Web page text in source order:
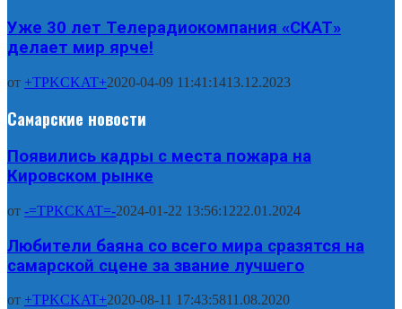
Уже 30 лет Телерадиокомпания «СКАТ»
делает мир ярче!
от +TPKCKAT+2020-04-09 11:41:1413.12.2023
Самарские новости
Появились кадры с места пожара на
Кировском рынке
от -=TPKCKAT=-2024-01-22 13:56:1222.01.2024
Любители баяна со всего мира сразятся на
самарской сцене за звание лучшего
от +TPKCKAT+2020-08-11 17:43:5811.08.2020